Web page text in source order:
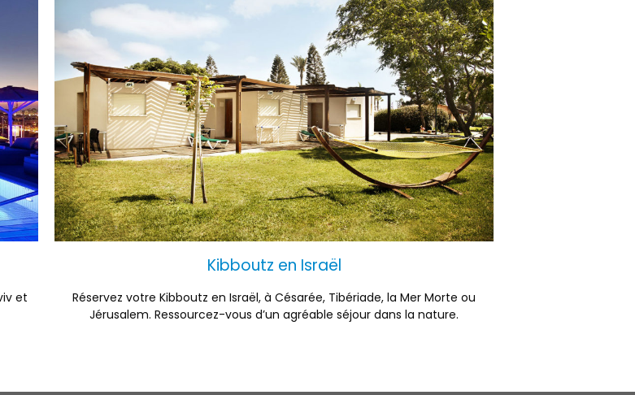
et
Kibboutz en Israël
Réservez votre Kibboutz en Israël, à Césarée, Tibériade, la Mer Morte ou
Jérusalem. Ressourcez-vous d’un agréable séjour dans la nature.